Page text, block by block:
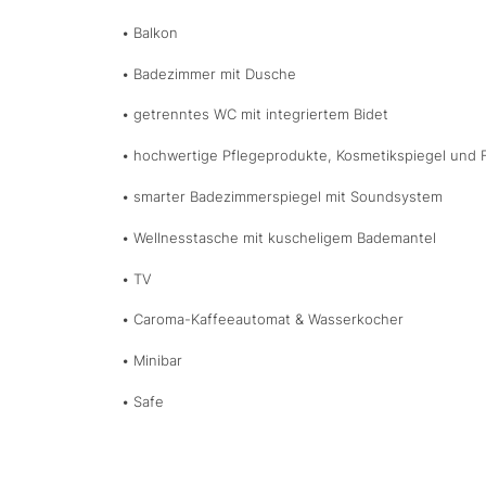
• Balkon
• Badezimmer mit Dusche
• getrenntes WC mit integriertem Bidet
• hochwertige Pflegeprodukte, Kosmetikspiegel und
• smarter Badezimmerspiegel mit Soundsystem
• Wellnesstasche mit kuscheligem Bademantel
• TV
• Caroma-Kaffeeautomat & Wasserkocher
• Minibar
• Safe